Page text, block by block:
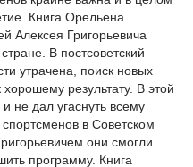
Книга Орельена
Алексея Григорьевича
В постсоветский
утрачена, поиск новых
результату. В этой
не дал угаснуть всему
в Советском
они смогли
программу. Книга